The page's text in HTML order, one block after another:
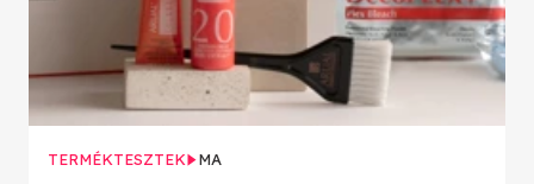
TERMÉKTESZTEK MA